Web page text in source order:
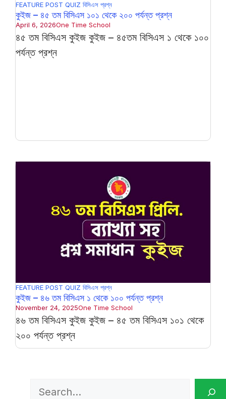
FEATURE POST QUIZ বিসিএস প্রশ্ন
কুইজ – ৪৫ তম বিসিএস ১০১ থেকে ২০০ পর্যন্ত প্রশ্ন
April 6, 2026One Time School
৪৫ তম বিসিএস কুইজ কুইজ – ৪৫তম বিসিএস ১ থেকে ১০০
পর্যন্ত প্রশ্ন
FEATURE POST QUIZ বিসিএস প্রশ্ন
কুইজ – ৪৬ তম বিসিএস ১ থেকে ১০০ পর্যন্ত প্রশ্ন
November 24, 2025One Time School
৪৬ তম বিসিএস কুইজ কুইজ – ৪৫ তম বিসিএস ১০১ থেকে
২০০ পর্যন্ত প্রশ্ন
Search